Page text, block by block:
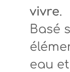
vivre.
Basé
eau